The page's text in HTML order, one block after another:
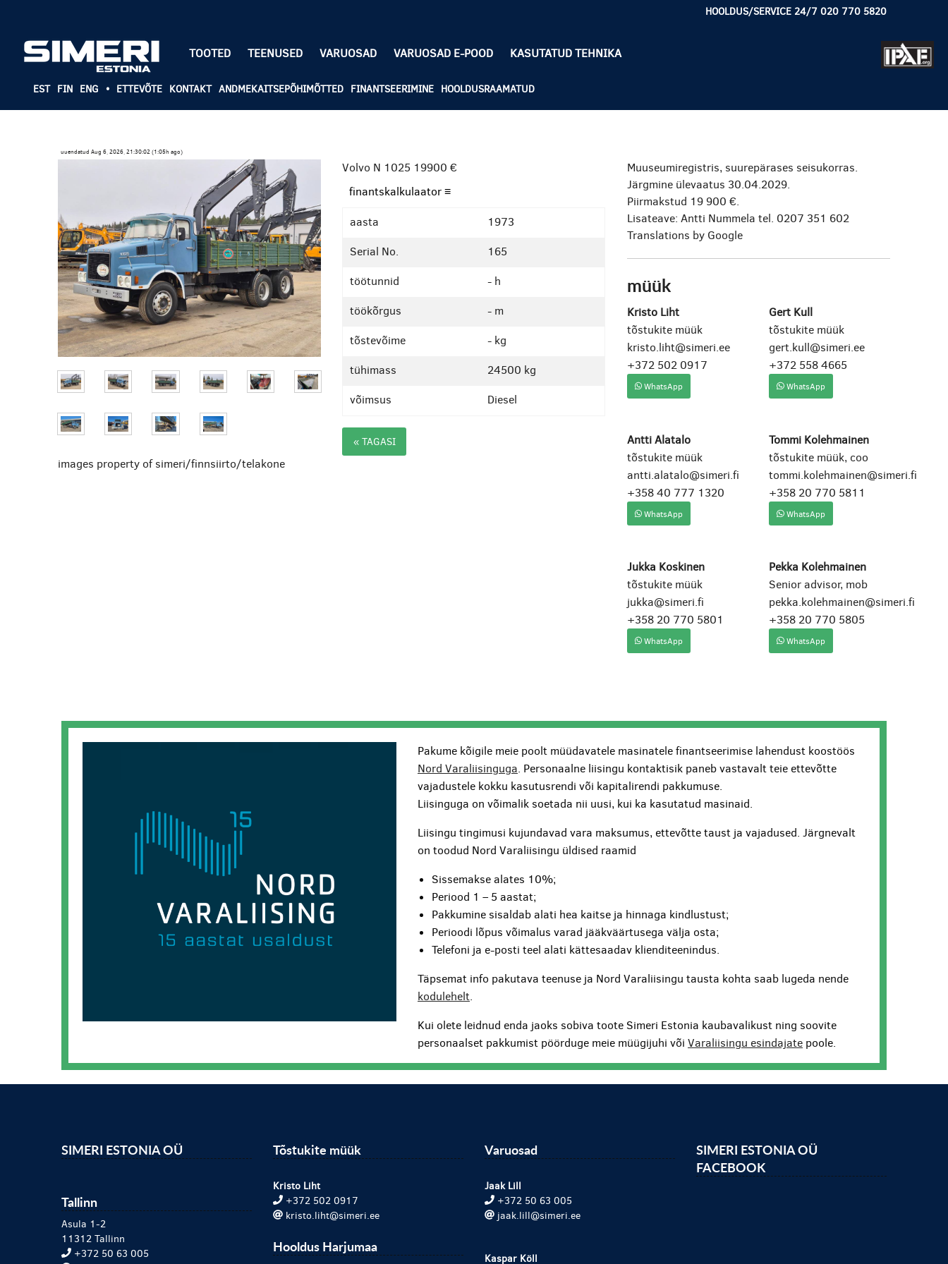
HOOLDUS/SERVICE 24/7 020 770 5820
TOOTED TEENUSED VARUOSAD VARUOSAD E-POOD KASUTATUD TEHNIKA
EST FIN ENG • ETTEVÕTE KONTAKT ANDMEKAITSEPÕHIMÕTTED FINANTSEERIMINE HOOLDUSRAAMATUD
uuendatud Aug 6, 2026, 21:30:02 (1:05h ago)
images property of simeri/finnsiirto/telakone
Volvo N 1025 19900 €
finantskalkulaator ≡
aasta
1973
Serial No.
165
töötunnid
- h
töökõrgus
- m
tõstevõime
- kg
tühimass
24500 kg
võimsus
Diesel
« TAGASI
Muuseumiregistris, suurepärases seisukorras.
Järgmine ülevaatus 30.04.2029.
Piirmakstud 19 900 €.
Lisateave: Antti Nummela tel. 0207 351 602
Translations by Google
müük
Kristo Liht
tõstukite müük
kristo.liht@simeri.ee
+372 502 0917
WhatsApp
Gert Kull
tõstukite müük
gert.kull@simeri.ee
+372 558 4665
WhatsApp
Antti Alatalo
tõstukite müük
antti.alatalo@simeri.fi
+358 40 777 1320
WhatsApp
Tommi Kolehmainen
tõstukite müük, coo
tommi.kolehmainen@simeri.fi
+358 20 770 5811
WhatsApp
Jukka Koskinen
tõstukite müük
jukka@simeri.fi
+358 20 770 5801
WhatsApp
Pekka Kolehmainen
Senior advisor, mob
pekka.kolehmainen@simeri.fi
+358 20 770 5805
WhatsApp
Pakume kõigile meie poolt müüdavatele masinatele finantseerimise lahendust koostöös
Nord Varaliisinguga. Personaalne liisingu kontaktisik paneb vastavalt teie ettevõtte
vajadustele kokku kasutusrendi või kapitalirendi pakkumuse.
Liisinguga on võimalik soetada nii uusi, kui ka kasutatud masinaid.
Liisingu tingimusi kujundavad vara maksumus, ettevõtte taust ja vajadused. Järgnevalt
on toodud Nord Varaliisingu üldised raamid
Sissemakse alates 10%;
Periood 1 – 5 aastat;
Pakkumine sisaldab alati hea kaitse ja hinnaga kindlustust;
Perioodi lõpus võimalus varad jääkväärtusega välja osta;
Telefoni ja e-posti teel alati kättesaadav klienditeenindus.
Täpsemat info pakutava teenuse ja Nord Varaliisingu tausta kohta saab lugeda nende
kodulehelt.
Kui olete leidnud enda jaoks sobiva toote Simeri Estonia kaubavalikust ning soovite
personaalset pakkumist pöörduge meie müügijuhi võiVaraliisingu esindajate poole.
SIMERI ESTONIA OÜ
Tallinn
Asula 1-2
11312 Tallinn
+372 50 63 005
Tõstukite müük
Kristo Liht
+372 502 0917
kristo.liht@simeri.ee
Hooldus Harjumaa
Varuosad
Jaak Lill
+372 50 63 005
jaak.lill@simeri.ee
Kaspar Köll
SIMERI ESTONIA OÜ
FACEBOOK